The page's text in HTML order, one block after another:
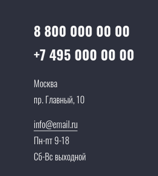
8 800 000 00 00
+7 495 000 00 00
Москва
пр. Главный, 10
info@email.ru
Пн-пт 9-18
Сб-Вс выходной